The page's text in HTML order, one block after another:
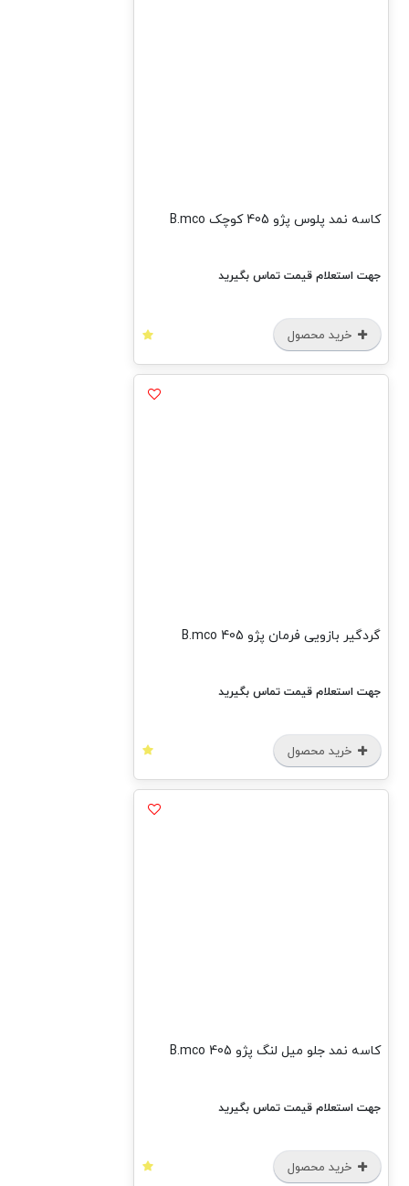
کاسه نمد پلوس پژو 405 کوچک B.mco
جهت استعلام قیمت تماس بگیرید
خرید محصول
گردگیر بازویی فرمان پژو 405 B.mco
جهت استعلام قیمت تماس بگیرید
خرید محصول
کاسه نمد جلو میل لنگ پژو 405 B.mco
جهت استعلام قیمت تماس بگیرید
خرید محصول